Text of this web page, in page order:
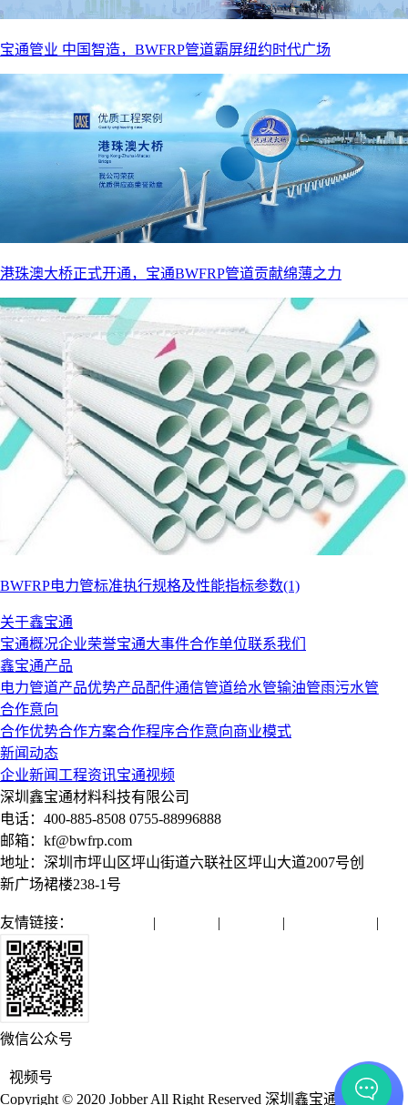
宝通管业 中国智造，BWFRP管道霸屏纽约时代广场
港珠澳大桥正式开通，宝通BWFRP管道贡献绵薄之力
BWFRP电力管标准执行规格及性能指标参数(1)
关于鑫宝通
宝通概况企业荣誉宝通大事件合作单位联系我们
鑫宝通产品
电力管道产品优势产品配件通信管道给水管输油管雨污水管
合作意向
合作优势合作方案合作程序合作意向商业模式
新闻动态
企业新闻 工程资讯宝通视频
深圳鑫宝通材料科技有限公司
电话：400-885-8508 0755-88996888
邮箱：kf@bwfrp.com
地址：深圳市坪山区坪山街道六联社区坪山大道2007号创
新广场裙楼238-1号
友情链接： | | | |
微信公众号
视频号
Copyright © 2020 Jobber All Right Reserved 深圳鑫宝通材料科技